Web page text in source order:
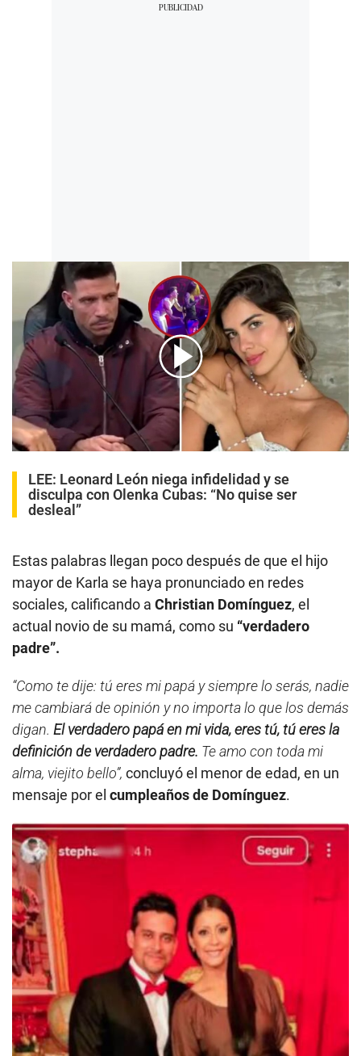
00:00/02:24
LEE: Leonard León niega infidelidad y se
disculpa con Olenka Cubas: “No quise ser
desleal”
Estas palabras llegan poco después de que el hijo
mayor de Karla se haya pronunciado en redes
sociales, calificando a Christian Domínguez, el
actual novio de su mamá, como su “verdadero
padre”.
“Como te dije: tú eres mi papá y siempre lo serás, nadie
me cambiará de opinión y no importa lo que los demás
digan. El verdadero papá en mi vida, eres tú, tú eres la
definición de verdadero padre. Te amo con toda mi
alma, viejito bello”, concluyó el menor de edad, en un
mensaje por el cumpleaños de Domínguez.